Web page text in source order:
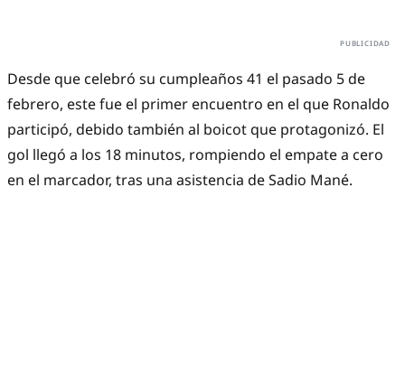
Desde que celebró su cumpleaños 41 el pasado 5 de
febrero, este fue el primer encuentro en el que Ronaldo
participó, debido también al boicot que protagonizó. El
gol llegó a los 18 minutos, rompiendo el empate a cero
en el marcador, tras una asistencia de Sadio Mané.